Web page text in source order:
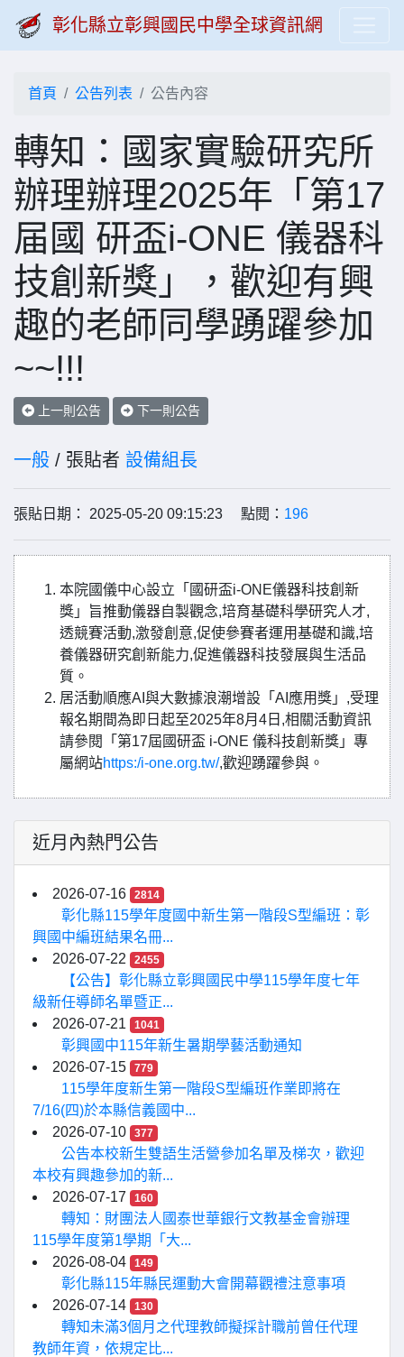
彰化縣立彰興國民中學全球資訊網
首頁 公告列表 公告內容
轉知：國家實驗研究所
辦理辦理2025年「第17
届國 研盃i-ONE 儀器科
技創新獎」，歡迎有興
趣的老師同學踴躍參加
~~!!!
上一則公告 下一則公告
一般 / 張貼者 設備組長
張貼日期： 2025-05-20 09:15:23 點閱： 196
本院國儀中心設立「國研盃i-ONE儀器科技創新
獎」旨推動儀器自製觀念,培育基礎科學研究人才,
透競賽活動,激發創意,促使參賽者運用基礎和識,培
養儀器研究創新能力,促進儀器科技發展與生活品
質。
居活動順應AI與大數據浪潮增設「AI應用獎」,受理
報名期間為即日起至2025年8月4日,相關活動資訊
請參閱「第17屆國研盃 i-ONE 儀科技創新獎」專
屬網站https:/i-one.org.tw/,歡迎踴躍參與。
近月內熱門公告
2026-07-16 2814
彰化縣115學年度國中新生第一階段S型編班：彰
興國中編班結果名冊...
2026-07-22
2455
【公告】彰化縣立彰興國民中學115學年度七年
級新任導師名單暨正...
2026-07-21
1041
彰興國中115年新生暑期學藝活動通知
2026-07-15
779
115學年度新生第一階段S型編班作業即將在
7/16(四)於本縣信義國中...
2026-07-10
377
公告本校新生雙語生活營參加名單及梯次，歡迎
本校有興趣參加的新...
2026-07-17
160
轉知：財團法人國泰世華銀行文教基金會辦理
115學年度第1學期「大...
2026-08-04
149
彰化縣115年縣民運動大會開幕觀禮注意事項
2026-07-14
130
轉知未滿3個月之代理教師擬採計職前曾任代理
教師年資，依規定比...